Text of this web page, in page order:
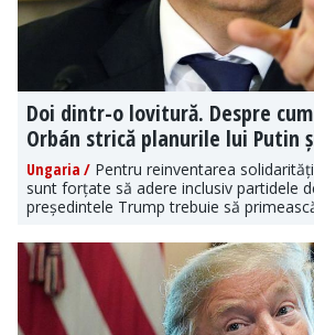
Doi dintr-o lovitură. Despre
Orbán strică planurile lui Putin
Ungaria / Pentru reinventarea
sunt forțate să adere inclusiv partidele
președintele Trump trebuie să